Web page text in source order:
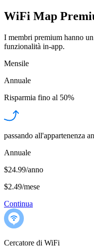
WiFi Map
I membri premium hanno
funzionalità in-app.
Mensile
Annuale
Risparmia fino al 50%
passando all'appartenenza
Annuale
$24.99/anno
$2.49/mese
Continua
Cercatore di WiFi